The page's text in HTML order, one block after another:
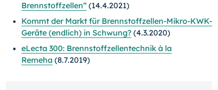
Brennstoffzellen“ (14.4.2021)
Kommt der Markt für Brennstoffzellen-Mikro-KWK-
Geräte (endlich) in Schwung? (4.3.2020)
eLecta 300: Brennstoffzellentechnik à la
Remeha (8.7.2019)